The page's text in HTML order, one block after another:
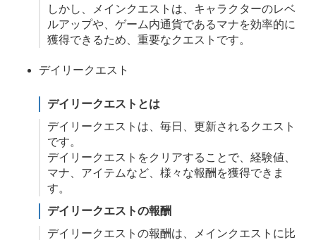
しかし、メインクエストは、キャラクターのレベ
ルアップや、ゲーム内通貨であるマナを効率的に
獲得できるため、重要なクエストです。
デイリークエスト
デイリークエストとは
デイリークエストは、毎日、更新されるクエスト
です。
デイリークエストをクリアすることで、経験値、
マナ、アイテムなど、様々な報酬を獲得できま
す。
デイリークエストの報酬
デイリークエストの報酬は、メインクエストに比